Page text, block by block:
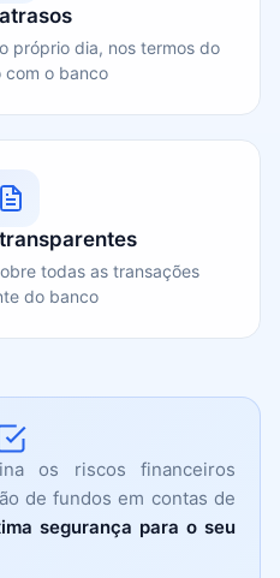
próprio dia, nos termos do
com o banco
todas as transações
do banco
os riscos financeiros
de fundos em contas de
segurança para o seu